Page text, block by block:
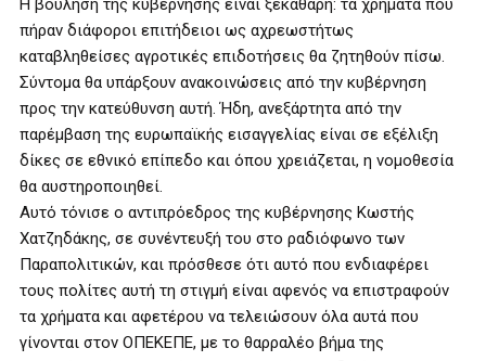
Η βούληση της κυβέρνησης είναι ξεκάθαρη: τα χρήματα που
πήραν διάφοροι επιτήδειοι ως αχρεωστήτως
καταβληθείσες αγροτικές επιδοτήσεις θα ζητηθούν πίσω.
Σύντομα θα υπάρξουν ανακοινώσεις από την κυβέρνηση
προς την κατεύθυνση αυτή. Ήδη, ανεξάρτητα από την
παρέμβαση της ευρωπαϊκής εισαγγελίας είναι σε εξέλιξη
δίκες σε εθνικό επίπεδο και όπου χρειάζεται, η νομοθεσία
θα αυστηροποιηθεί.
Αυτό τόνισε ο αντιπρόεδρος της κυβέρνησης Κωστής
Χατζηδάκης, σε συνέντευξή του στο ραδιόφωνο των
Παραπολιτικών, και πρόσθεσε ότι αυτό που ενδιαφέρει
τους πολίτες αυτή τη στιγμή είναι αφενός να επιστραφούν
τα χρήματα και αφετέρου να τελειώσουν όλα αυτά που
γίνονται στον ΟΠΕΚΕΠΕ, με το θαρραλέο βήμα της